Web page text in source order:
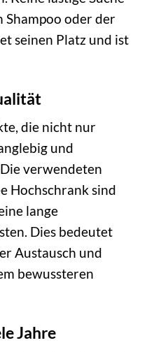
Shampoo oder der
seinen Platz und ist
die nicht nur
und
verwendeten
Hochschrank sind
lange
Dies bedeutet
Austausch und
bewussteren
Jahre